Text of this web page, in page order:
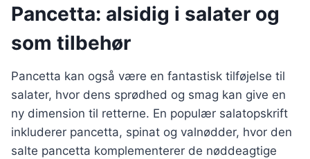
Pancetta: alsidig i salater og
som tilbehør
Pancetta kan også være en fantastisk tilføjelse til
salater, hvor dens sprødhed og smag kan give en
ny dimension til retterne. En populær salatopskrift
inkluderer pancetta, spinat og valnødder, hvor den
salte pancetta komplementerer de nøddeagtige